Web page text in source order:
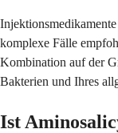
komplexe Fälle
Kombination auf der
Bakterien und Ihres
Ist